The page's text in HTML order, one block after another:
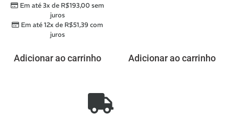
Em até 3x de R$193,00 sem
juros
Em até 12x de R$51,39 com
juros
Adicionar ao carrinho Adicionar ao carrinho